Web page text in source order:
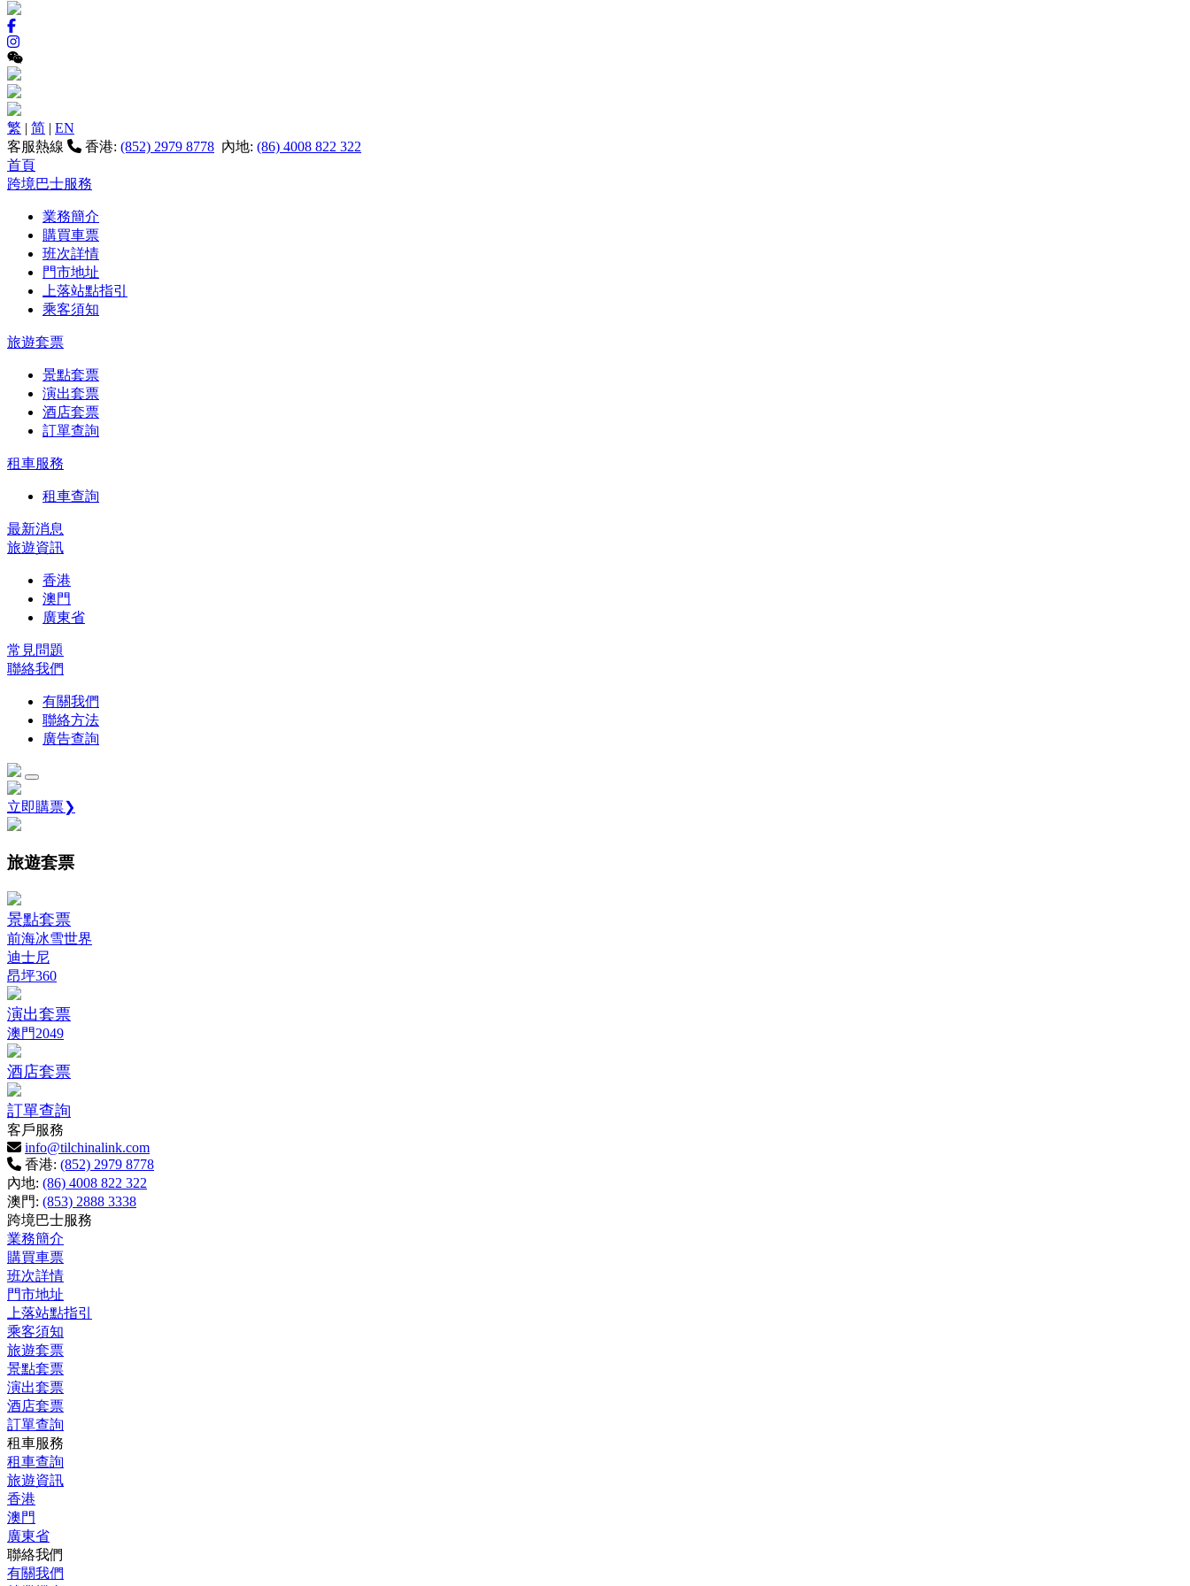
繁 | 简 | EN
客服熱線
香港: (852) 2979 8778 內地: (86) 4008 822 322
首頁
跨境巴士服務
業務簡介
購買車票
班次詳情
門市地址
上落站點指引
乘客須知
旅遊套票
景點套票
演出套票
酒店套票
訂單查詢
租車服務
租車查詢
最新消息
旅遊資訊
香港
澳門
廣東省
常見問題
聯絡我們
有關我們
聯絡方法
廣告查詢
立即購票❯
旅遊套票
景點套票
前海冰雪世界
迪士尼
昂坪360
演出套票
澳門2049
酒店套票
訂單查詢
客戶服務
info@tilchinalink.com
香港: (852) 2979 8778
內地: (86) 4008 822 322
澳門: (853) 2888 3338
跨境巴士服務
業務簡介
購買車票
班次詳情
門市地址
上落站點指引
乘客須知
旅遊套票
景點套票
演出套票
酒店套票
訂單查詢
租車服務
租車查詢
旅遊資訊
香港
澳門
廣東省
聯絡我們
有關我們